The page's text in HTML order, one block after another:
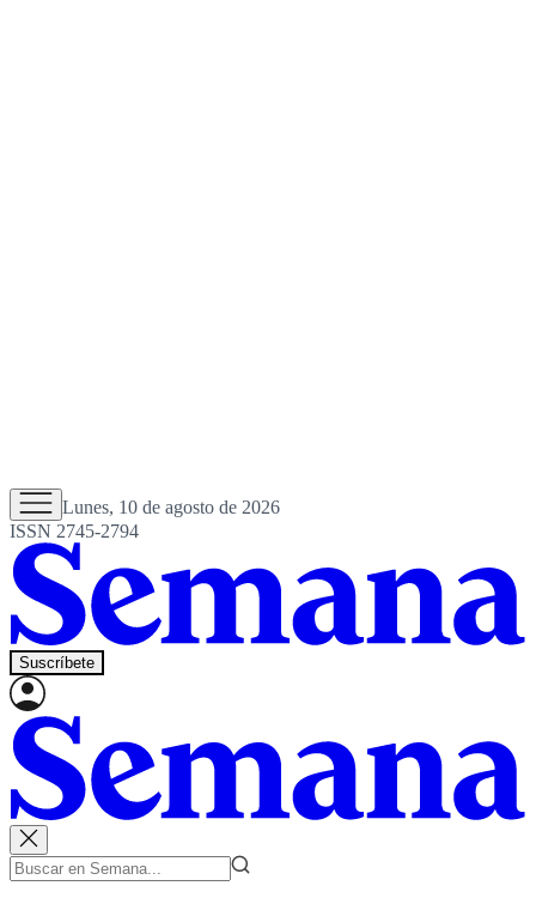
Lunes, 10 de agosto de 2026
ISSN 2745-2794
Suscríbete